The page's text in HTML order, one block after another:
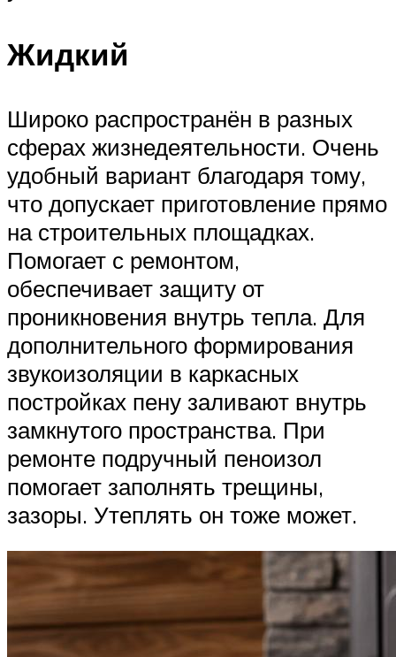
Жидкий
Широко распространён в разных
сферах жизнедеятельности. Очень
удобный вариант благодаря тому,
что допускает приготовление прямо
на строительных площадках.
Помогает с ремонтом,
обеспечивает защиту от
проникновения внутрь тепла. Для
дополнительного формирования
звукоизоляции в каркасных
постройках пену заливают внутрь
замкнутого пространства. При
ремонте подручный пеноизол
помогает заполнять трещины,
зазоры. Утеплять он тоже может.